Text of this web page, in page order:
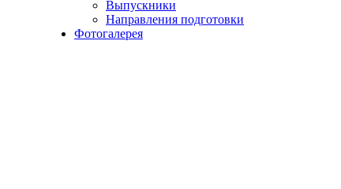
Выпускники
Направления подготовки
Фотогалерея